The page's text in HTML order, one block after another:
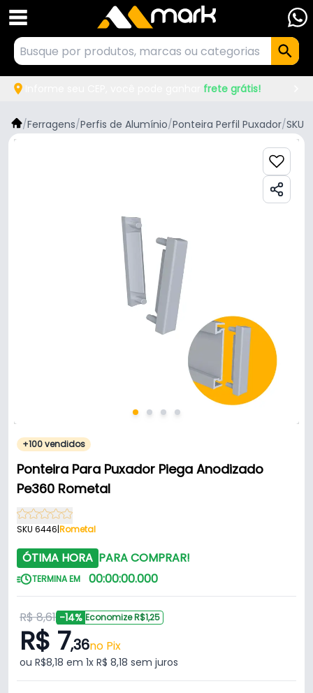
frete grátis!
/Ferragens/Perfis de Alumínio/Ponteira Perfil Puxador/SKU
+100 vendidos
Ponteira Para Puxador Piega Anodizado
Pe360 Rometal
SKU 6446|Rometal
ÓTIMA HORA PARA COMPRAR!
TERMINA EM 00:00:00.000
R$ 8,61 -14% Economize R$1,25
R$ 7,36no Pix
ou R$8,18 em 1x R$ 8,18 sem juros